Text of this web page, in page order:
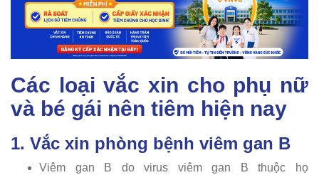
Các loại vắc xin cho phụ nữ
và bé gái nên tiêm hiện nay
1. Vắc xin phòng bệnh viêm gan B
Viêm gan B do virus viêm gan B thuộc họ